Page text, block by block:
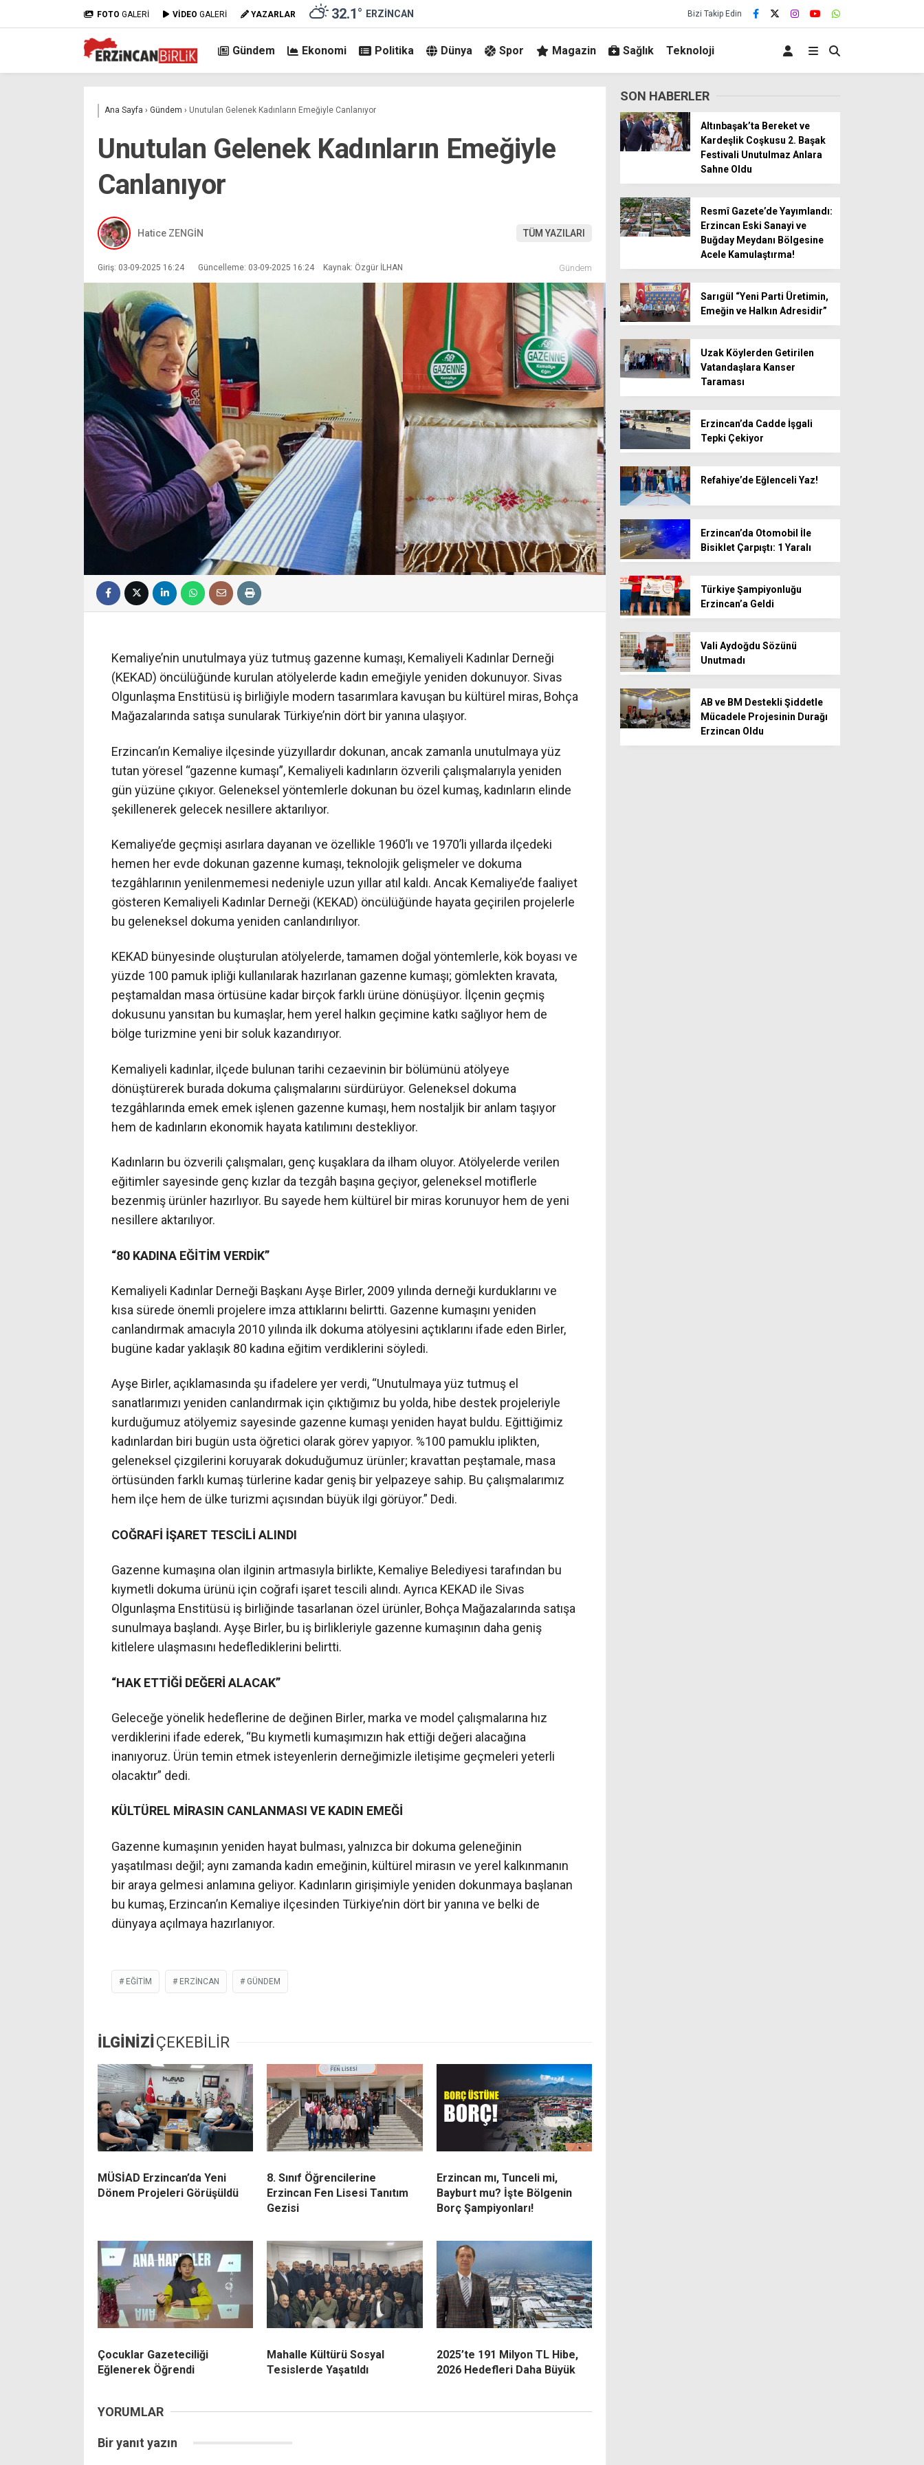
FOTO GALERİ VİDEO GALERİ YAZARLAR 32.1° ERZINCAN Bizi Takip Edin
Gündem Ekonomi Politika Dünya Spor Magazin Sağlık Teknoloji
Ana Sayfa › Gündem › Unutulan Gelenek Kadınların Emeğiyle Canlanıyor
Unutulan Gelenek Kadınların Emeğiyle
Canlanıyor
Hatice ZENGİN TÜM YAZILARI
Giriş: 03-09-2025 16:24 Güncelleme: 03-09-2025 16:24 Kaynak: Özgür İLHAN Gündem
Kemaliye’nin unutulmaya yüz tutmuş gazenne kumaşı, Kemaliyeli Kadınlar Derneği
(KEKAD) öncülüğünde kurulan atölyelerde kadın emeğiyle yeniden dokunuyor. Sivas
Olgunlaşma Enstitüsü iş birliğiyle modern tasarımlara kavuşan bu kültürel miras, Bohça
Mağazalarında satışa sunularak Türkiye’nin dört bir yanına ulaşıyor.
Erzincan’ın Kemaliye ilçesinde yüzyıllardır dokunan, ancak zamanla unutulmaya yüz
tutan yöresel “gazenne kumaşı”, Kemaliyeli kadınların özverili çalışmalarıyla yeniden
gün yüzüne çıkıyor. Geleneksel yöntemlerle dokunan bu özel kumaş, kadınların elinde
şekillenerek gelecek nesillere aktarılıyor.
Kemaliye’de geçmişi asırlara dayanan ve özellikle 1960’lı ve 1970’li yıllarda ilçedeki
hemen her evde dokunan gazenne kumaşı, teknolojik gelişmeler ve dokuma
tezgâhlarının yenilenmemesi nedeniyle uzun yıllar atıl kaldı. Ancak Kemaliye’de faaliyet
gösteren Kemaliyeli Kadınlar Derneği (KEKAD) öncülüğünde hayata geçirilen projelerle
bu geleneksel dokuma yeniden canlandırılıyor.
KEKAD bünyesinde oluşturulan atölyelerde, tamamen doğal yöntemlerle, kök boyası ve
yüzde 100 pamuk ipliği kullanılarak hazırlanan gazenne kumaşı; gömlekten kravata,
peştamaldan masa örtüsüne kadar birçok farklı ürüne dönüşüyor. İlçenin geçmiş
dokusunu yansıtan bu kumaşlar, hem yerel halkın geçimine katkı sağlıyor hem de
bölge turizmine yeni bir soluk kazandırıyor.
Kemaliyeli kadınlar, ilçede bulunan tarihi cezaevinin bir bölümünü atölyeye
dönüştürerek burada dokuma çalışmalarını sürdürüyor. Geleneksel dokuma
tezgâhlarında emek emek işlenen gazenne kumaşı, hem nostaljik bir anlam taşıyor
hem de kadınların ekonomik hayata katılımını destekliyor.
Kadınların bu özverili çalışmaları, genç kuşaklara da ilham oluyor. Atölyelerde verilen
eğitimler sayesinde genç kızlar da tezgâh başına geçiyor, geleneksel motiflerle
bezenmiş ürünler hazırlıyor. Bu sayede hem kültürel bir miras korunuyor hem de yeni
nesillere aktarılıyor.
“80 KADINA EĞİTİM VERDİK”
Kemaliyeli Kadınlar Derneği Başkanı Ayşe Birler, 2009 yılında derneği kurduklarını ve
kısa sürede önemli projelere imza attıklarını belirtti. Gazenne kumaşını yeniden
canlandırmak amacıyla 2010 yılında ilk dokuma atölyesini açtıklarını ifade eden Birler,
bugüne kadar yaklaşık 80 kadına eğitim verdiklerini söyledi.
Ayşe Birler, açıklamasında şu ifadelere yer verdi, “Unutulmaya yüz tutmuş el
sanatlarımızı yeniden canlandırmak için çıktığımız bu yolda, hibe destek projeleriyle
kurduğumuz atölyemiz sayesinde gazenne kumaşı yeniden hayat buldu. Eğittiğimiz
kadınlardan biri bugün usta öğretici olarak görev yapıyor. %100 pamuklu iplikten,
geleneksel çizgilerini koruyarak dokuduğumuz ürünler; kravattan peştamale, masa
örtüsünden farklı kumaş türlerine kadar geniş bir yelpazeye sahip. Bu çalışmalarımız
hem ilçe hem de ülke turizmi açısından büyük ilgi görüyor.” Dedi.
COĞRAFİ İŞARET TESCİLİ ALINDI
Gazenne kumaşına olan ilginin artmasıyla birlikte, Kemaliye Belediyesi tarafından bu
kıymetli dokuma ürünü için coğrafi işaret tescili alındı. Ayrıca KEKAD ile Sivas
Olgunlaşma Enstitüsü iş birliğinde tasarlanan özel ürünler, Bohça Mağazalarında satışa
sunulmaya başlandı. Ayşe Birler, bu iş birlikleriyle gazenne kumaşının daha geniş
kitlelere ulaşmasını hedeflediklerini belirtti.
“HAK ETTİĞİ DEĞERİ ALACAK”
Geleceğe yönelik hedeflerine de değinen Birler, marka ve model çalışmalarına hız
verdiklerini ifade ederek, “Bu kıymetli kumaşımızın hak ettiği değeri alacağına
inanıyoruz. Ürün temin etmek isteyenlerin derneğimizle iletişime geçmeleri yeterli
olacaktır” dedi.
KÜLTÜREL MİRASIN CANLANMASI VE KADIN EMEĞİ
Gazenne kumaşının yeniden hayat bulması, yalnızca bir dokuma geleneğinin
yaşatılması değil; aynı zamanda kadın emeğinin, kültürel mirasın ve yerel kalkınmanın
bir araya gelmesi anlamına geliyor. Kadınların girişimiyle yeniden dokunmaya başlanan
bu kumaş, Erzincan’ın Kemaliye ilçesinden Türkiye’nin dört bir yanına ve belki de
dünyaya açılmaya hazırlanıyor.
EĞITIM ERZINCAN GÜNDEM
İLGİNİZİÇEKEBİLİR
MÜSİAD Erzincan’da Yeni
Dönem Projeleri Görüşüldü
8. Sınıf Öğrencilerine
Erzincan Fen Lisesi Tanıtım
Gezisi
Erzincan mı, Tunceli mi,
Bayburt mu? İşte Bölgenin
Borç Şampiyonları!
Çocuklar Gazeteciliği
Eğlenerek Öğrendi
Mahalle Kültürü Sosyal
Tesislerde Yaşatıldı
2025’te 191 Milyon TL Hibe,
2026 Hedefleri Daha Büyük
YORUMLAR
Bir yanıt yazın
SON HABERLER
Altınbaşak’ta Bereket ve
Kardeşlik Coşkusu 2. Başak
Festivali Unutulmaz Anlara
Sahne Oldu
Resmî Gazete’de Yayımlandı:
Erzincan Eski Sanayi ve
Buğday Meydanı Bölgesine
Acele Kamulaştırma!
Sarıgül “Yeni Parti Üretimin,
Emeğin ve Halkın Adresidir”
Uzak Köylerden Getirilen
Vatandaşlara Kanser
Taraması
Erzincan’da Cadde İşgali
Tepki Çekiyor
Refahiye’de Eğlenceli Yaz!
Erzincan’da Otomobil İle
Bisiklet Çarpıştı: 1 Yaralı
Türkiye Şampiyonluğu
Erzincan’a Geldi
Vali Aydoğdu Sözünü
Unutmadı
AB ve BM Destekli Şiddetle
Mücadele Projesinin Durağı
Erzincan Oldu